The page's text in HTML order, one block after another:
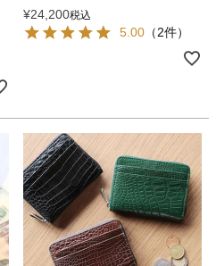
¥24,200税込
5.00 （2件）